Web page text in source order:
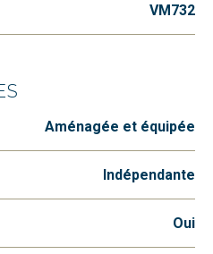
VM732
Aménagée et équipée
Indépendante
Oui